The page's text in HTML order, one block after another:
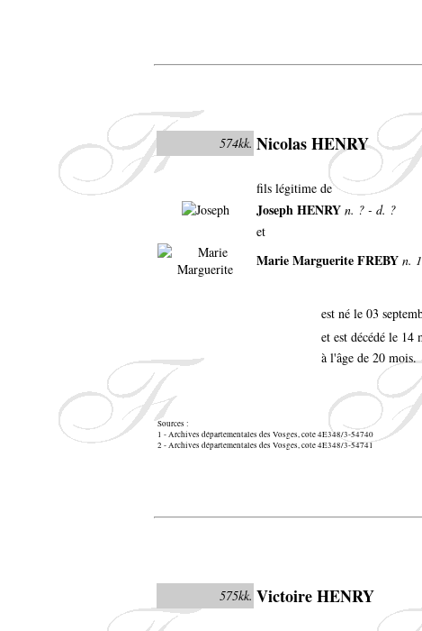
574kk. Nicolas HENRY
fils légitime de
Joseph HENRY n. ? - d. ?
et
Marie Marguerite FREBY n.
est né le 03
et est décédé le 14
à l'âge de 20 mois.
Sources :
1 - Archives départementales des Vosges, cote 4E348/3-54740
2 - Archives départementales des Vosges, cote 4E348/3-54741
575kk. Victoire HENRY